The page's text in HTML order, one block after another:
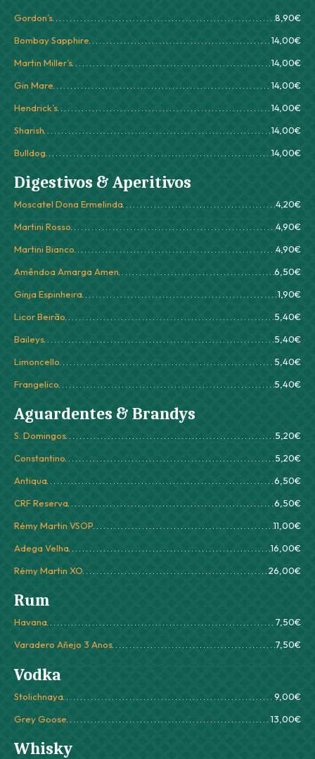
Gordon’s
8,90€
Bombay Sapphire
14,00€
Martin Miller’s
14,00€
Gin Mare
14,00€
Hendrick’s
14,00€
Sharish
14,00€
Bulldog
14,00€
Digestivos & Aperitivos
Moscatel Dona Ermelinda
4,20€
Martini Rosso
4,90€
Martini Bianco
4,90€
Amêndoa Amarga Amen
6,50€
Ginja Espinheira
1,90€
Licor Beirão
5,40€
Baileys
5,40€
Limoncello
5,40€
Frangelico
5,40€
Aguardentes & Brandys
S. Domingos
5,20€
Constantino
5,20€
Antiqua
6,50€
CRF Reserva
6,50€
Rémy Martin VSOP
11,00€
Adega Velha
16,00€
Rémy Martin XO
26,00€
Rum
Havana
7,50€
Varadero Añejo 3 Anos
7,50€
Vodka
Stolichnaya
9,00€
Grey Goose
13,00€
Whisky